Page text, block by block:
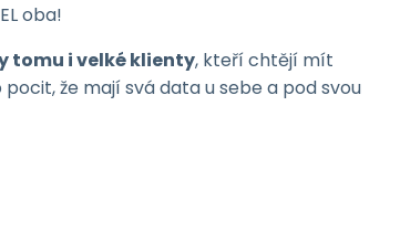
oba!
tomu i velké klienty, kteří chtějí mít
že mají svá data u sebe a pod svou